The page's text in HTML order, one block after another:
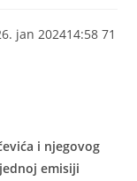
jan 202414:58 71
i njegovog
emisiji